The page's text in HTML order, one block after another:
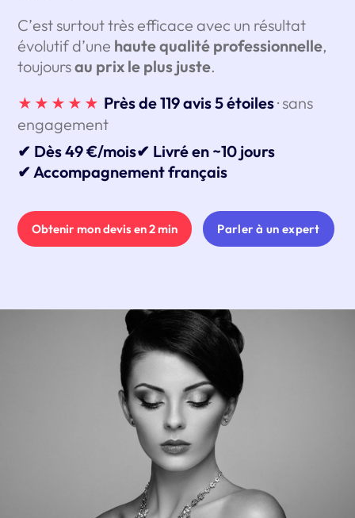
C’est surtout très efficace avec un résultat
évolutif d’une haute qualité professionnelle,
toujoursau prix le plus juste.
★★★★★ Près de 119 avis 5 étoiles· sans
engagement
✔ Dès 49 €/mois✔ Livré en ~10 jours
✔ Accompagnement français
Obtenir mon devis en 2 min Parler à un expert